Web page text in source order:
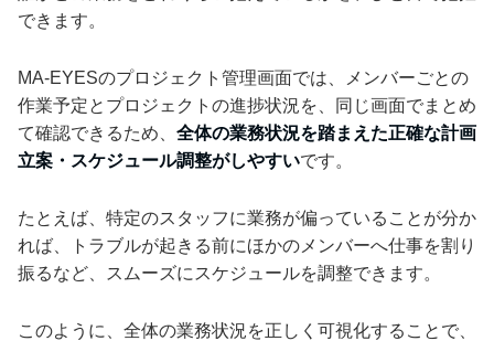
できます。
MA-EYESのプロジェクト管理画面では、メンバーごとの
作業予定とプロジェクトの進捗状況を、同じ画面でまとめ
て確認できるため、 全体の業務状況を踏まえた正確な計画
立案・スケジュール調整がしやすいです。
たとえば、特定のスタッフに業務が偏っていることが分か
れば、トラブルが起きる前にほかのメンバーへ仕事を割り
振るなど、スムーズにスケジュールを調整できます。
このように、全体の業務状況を正しく可視化することで、